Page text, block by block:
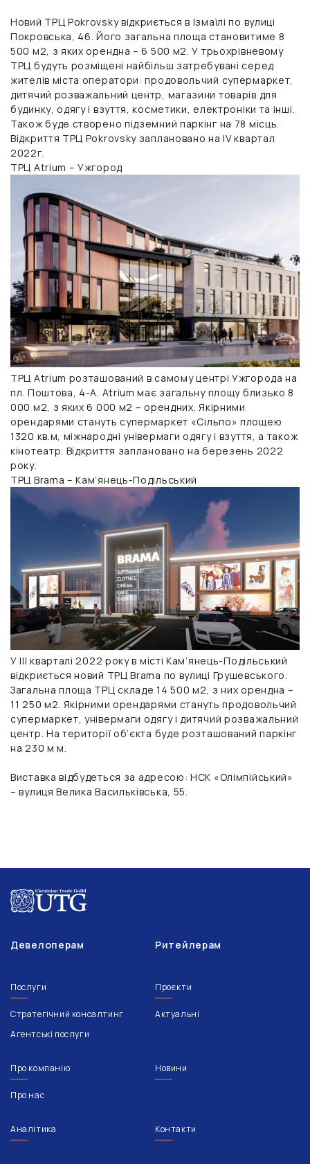
Новий ТРЦ Pokrovsky відкриється в Ізмаїлі по вулиці
Покровська, 46. Його загальна площа становитиме 8
500 м2, з яких орендна – 6 500 м2. У трьохрівневому
ТРЦ будуть розміщені найбільш затребувані серед
жителів міста оператори: продовольчий супермаркет,
дитячий розважальний центр, магазини товарів для
будинку, одягу і взуття, косметики, електроніки та інші.
Також буде створено підземний паркінг на 78 місць.
Відкриття ТРЦ Pokrovsky заплановано на IV квартал
2022г.
ТРЦ Atrium – Ужгород
ТРЦ Atrium розташований в самому центрі Ужгорода на
пл. Поштова, 4-А. Atrium має загальну площу близько 8
000 м2, з яких 6 000 м2 – орендних. Якірними
орендарями стануть супермаркет «Сільпо» площею
1320 кв.м, міжнародні універмаги одягу і взуття, а також
кінотеатр. Відкриття заплановано на березень 2022
року.
ТРЦ Brama – Кам’янець-Подільський
У III кварталі 2022 року в місті Кам’янець-Подільський
відкриється новий ТРЦ Brama по вулиці Грушевського.
Загальна площа ТРЦ складе 14 500 м2, з них орендна –
11 250 м2. Якірними орендарями стануть продовольчий
супермаркет, універмаги одягу і дитячий розважальний
центр. На території об’єкта буде розташований паркінг
на 230 м м.
Виставка відбудеться за адресою: НСК «Олімпійський»
– вулиця Велика Васильківська, 55.
Девелоперам Ритейлерам
Послуги
Стратегічний консалтинг
Агентські послуги
Проєкти
Актуальні
Про компанію
Про нас
Новини
Аналітика Контакти